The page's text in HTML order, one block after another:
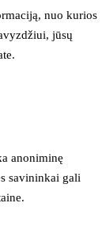
nuo kurios
jūsų
anoniminę
savininkai gali